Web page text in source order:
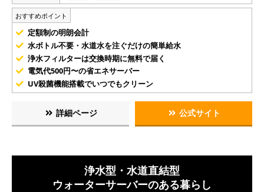
おすすめポイント
定額制の明朗会計
水ボトル不要・水道水を注ぐだけの簡単給水
浄水フィルターは交換時期に無料で届く
電気代500円〜の省エネサーバー
UV殺菌機能搭載でいつでもクリーン
詳細ページ 公式サイト
浄水型・水道直結型
ウォーターサーバーのある暮らし